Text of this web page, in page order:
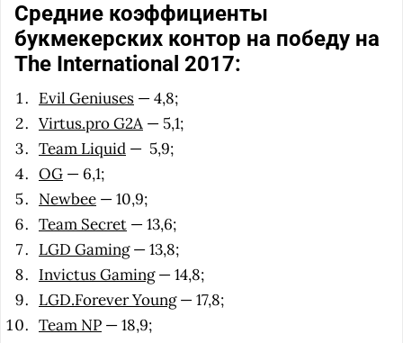
Средние коэффициенты
букмекерских контор на победу на
The International 2017:
Evil Geniuses — 4,8;
Virtus.pro G2A — 5,1;
Team Liquid — 5,9;
OG — 6,1;
Newbee — 10,9;
Team Secret — 13,6;
LGD Gaming— 13,8;
Invictus Gaming— 14,8;
LGD.Forever Young— 17,8;
Team NP — 18,9;